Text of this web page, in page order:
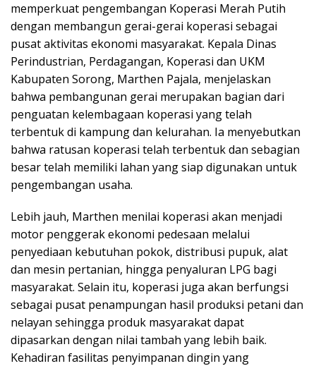
memperkuat pengembangan Koperasi Merah Putih
dengan membangun gerai-gerai koperasi sebagai
pusat aktivitas ekonomi masyarakat. Kepala Dinas
Perindustrian, Perdagangan, Koperasi dan UKM
Kabupaten Sorong, Marthen Pajala, menjelaskan
bahwa pembangunan gerai merupakan bagian dari
penguatan kelembagaan koperasi yang telah
terbentuk di kampung dan kelurahan. Ia menyebutkan
bahwa ratusan koperasi telah terbentuk dan sebagian
besar telah memiliki lahan yang siap digunakan untuk
pengembangan usaha.
Lebih jauh, Marthen menilai koperasi akan menjadi
motor penggerak ekonomi pedesaan melalui
penyediaan kebutuhan pokok, distribusi pupuk, alat
dan mesin pertanian, hingga penyaluran LPG bagi
masyarakat. Selain itu, koperasi juga akan berfungsi
sebagai pusat penampungan hasil produksi petani dan
nelayan sehingga produk masyarakat dapat
dipasarkan dengan nilai tambah yang lebih baik.
Kehadiran fasilitas penyimpanan dingin yang